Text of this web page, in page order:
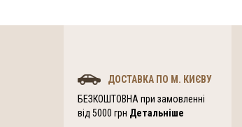
ДОСТАВКА ПО М. КИЄВУ
БЕЗКОШТОВНА при замовленні
від 5000 грн Детальніше